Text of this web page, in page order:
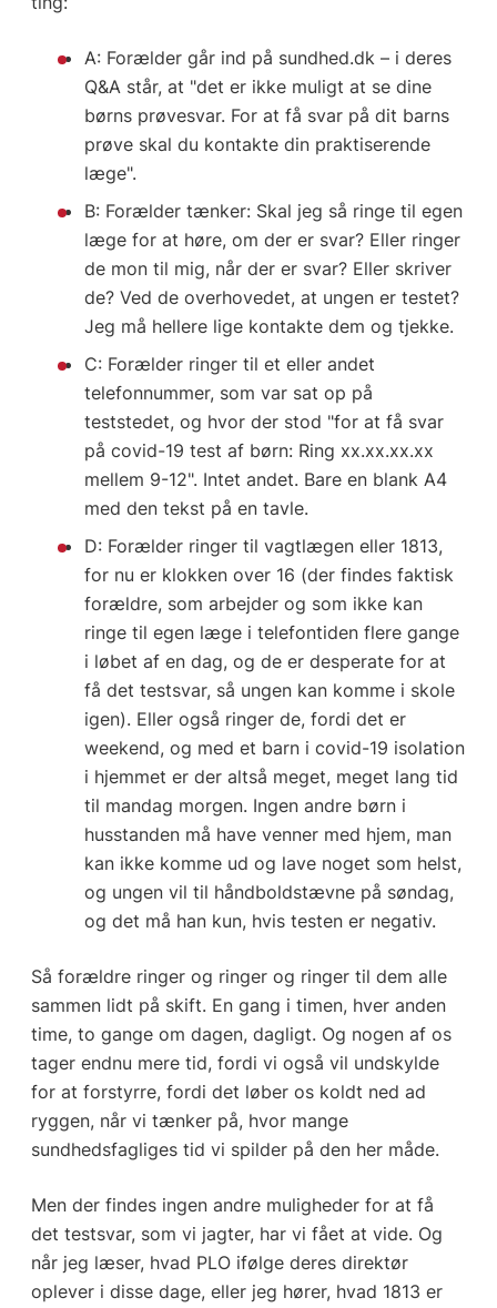
A: Forælder går ind på sundhed.dk – i deres
Q&A står, at "det er ikke muligt at se dine
børns prøvesvar. For at få svar på dit barns
prøve skal du kontakte din praktiserende
læge".
B: Forælder tænker: Skal jeg så ringe til egen
læge for at høre, om der er svar? Eller ringer
de mon til mig, når der er svar? Eller skriver
de? Ved de overhovedet, at ungen er testet?
Jeg må hellere lige kontakte dem og tjekke.
C: Forælder ringer til et eller andet
telefonnummer, som var sat op på
teststedet, og hvor der stod "for at få svar
på covid-19 test af børn: Ring xx.xx.xx.xx
mellem 9-12". Intet andet. Bare en blank A4
med den tekst på en tavle.
D: Forælder ringer til vagtlægen eller 1813,
for nu er klokken over 16 (der findes faktisk
forældre, som arbejder og som ikke kan
ringe til egen læge i telefontiden flere gange
i løbet af en dag, og de er desperate for at
få det testsvar, så ungen kan komme i skole
igen). Eller også ringer de, fordi det er
weekend, og med et barn i covid-19 isolation
i hjemmet er der altså meget, meget lang tid
til mandag morgen. Ingen andre børn i
husstanden må have venner med hjem, man
kan ikke komme ud og lave noget som helst,
og ungen vil til håndboldstævne på søndag,
og det må han kun, hvis testen er negativ.
Så forældre ringer og ringer og ringer til dem alle
sammen lidt på skift. En gang i timen, hver anden
time, to gange om dagen, dagligt. Og nogen af os
tager endnu mere tid, fordi vi også vil undskylde
for at forstyrre, fordi det løber os koldt ned ad
ryggen, når vi tænker på, hvor mange
sundhedsfagliges tid vi spilder på den her måde.
Men der findes ingen andre muligheder for at få
det testsvar, som vi jagter, har vi fået at vide. Og
når jeg læser, hvad PLO ifølge deres direktør
oplever i disse dage, eller jeg hører, hvad 1813 er